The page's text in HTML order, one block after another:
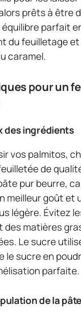
prêts à être
parfait
du feuilletage et
caramel.
pour un
des ingrédients
vos palmitos,
de
pur beurre,
meilleur goût et
légère. Évitez
des matières
Le sucre
le sucre en
parfaite.
de la pâte